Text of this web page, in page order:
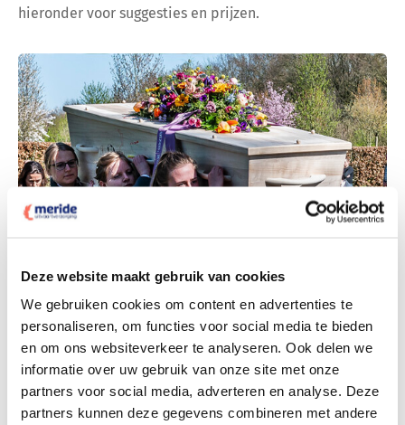
Deze website maakt gebruik van cookies
We gebruiken cookies om content en advertenties te
personaliseren, om functies voor social media te bieden
en om ons websiteverkeer te analyseren. Ook delen we
informatie over uw gebruik van onze site met onze
partners voor social media, adverteren en analyse. Deze
partners kunnen deze gegevens combineren met andere
hieronder voor suggesties en prijzen.
Bekijk tarieven voor begrafenis
Bekijk tarieven voor crematie